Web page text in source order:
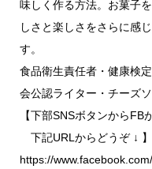
味しく作る方法。お菓子
しさと楽しさをさらに感
す。
食品衛生責任者・健康検
会公認ライター・チーズ
【下部SNSボタンからFB
下記URLからどうぞ ↓ 】
https://